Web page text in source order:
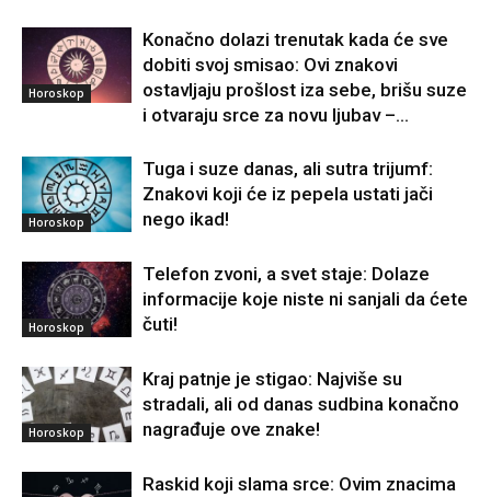
Horoskop
Konačno dolazi trenutak kada će sve
dobiti svoj smisao: Ovi znakovi
ostavljaju prošlost iza sebe, brišu suze
i otvaraju srce za novu ljubav –...
Horoskop
Tuga i suze danas, ali sutra trijumf:
Znakovi koji će iz pepela ustati jači
nego ikad!
Horoskop
Telefon zvoni, a svet staje: Dolaze
informacije koje niste ni sanjali da ćete
čuti!
Horoskop
Kraj patnje je stigao: Najviše su
stradali, ali od danas sudbina konačno
nagrađuje ove znake!
Raskid koji slama srce: Ovim znacima